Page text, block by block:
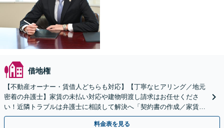
借地権
【不動産オーナー・賃借人どちらも対応】【丁寧なヒアリング／地元
密着の弁護士】家賃の未払い対応や建物明渡し請求はお任せくださ
い！近隣トラブルは弁護士に相談して解決へ「契約書の作成／家賃未
払い対応／立退き・明渡請求／原状回復【休日・夜間相談可】
料金表を見る